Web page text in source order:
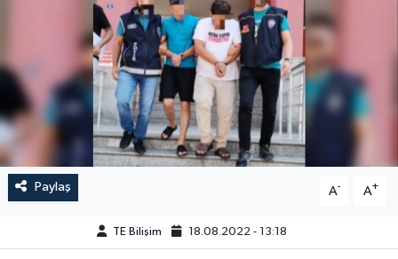
Paylaş A- A+
TE Bilişim 18.08.2022 - 13:18